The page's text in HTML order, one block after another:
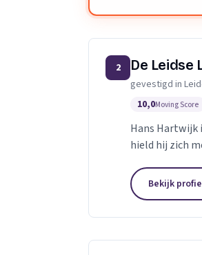
2 De Leidse
gevestigd in
10,0Moving Score
Hans Hartwijk
hield hij zich
Bekijk